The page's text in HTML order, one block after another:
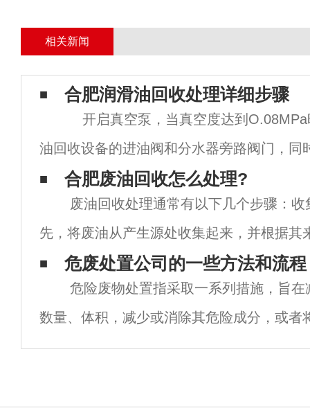
相关新闻
合肥润滑油回收处理详细步骤
开启真空泵，当真空度达到O.08MPa
油回收设备的进油阀和分水器旁路阀门，同
控制加热温度为70～85℃。 &
合肥废油回收怎么处理?
废油回收处理通常有以下几个步骤：收
先，将废油从产生源处收集起来，并根据其
量进行分类。例如，工业设备产生的废油、
的废油、餐厅产生的废油
危废处置公司的一些方法和流程
危险废物处置指采取一系列措施，旨在
数量、体积，减少或消除其危险成分，或者
活动。处置方法主要包括：1.焚烧法：通过